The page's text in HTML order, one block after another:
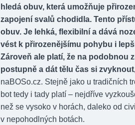
hledá obuv, která umožňuje
zapojení svalů chodidla. Tento
obuv. Je lehká, flexibilní a dává
vést k přirozenějšímu pohybu i
Zároveň ale platí, že na podobnou
postupně a dát tělu čas si
naBOSo.cz. Stejně jako u tradičních
bot tedy i tady platí – nejdříve
než se vysoko v horách, daleko od
v nepohodlných botách.